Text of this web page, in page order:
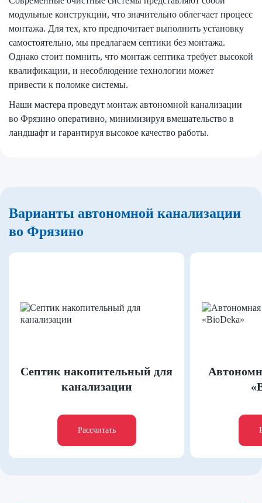
модульные конструкции, что значительно облегчает процесс
монтажа. Для тех, кто предпочитает выполнить установку
самостоятельно, мы предлагаем септики без монтажа.
Однако стоит помнить, что монтаж септика требует высокой
квалификации, и несоблюдение технологии может
привести к поломке системы.
Наши мастера проведут монтаж автономной канализации
во Фрязино оперативно, минимизируя вмешательство в
ландшафт и гарантируя высокое качество работы.
Варианты автономной канализации
во Фрязино
Септик накопительный для
канализации
Рассчитать